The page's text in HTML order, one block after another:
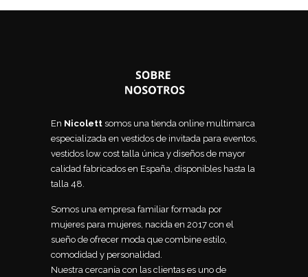
En Nicolett somos una tienda online multimarca
especializada en vestidos de invitada para eventos,
vestidos low cost talla única y diseños de mayor
calidad fabricados en España, disponibles hasta la
talla 48.
Somos una empresa familiar formada por
mujeres para mujeres, nacida en 2017 con el
sueño de ofrecer moda que combine estilo,
comodidad y personalidad.
Nuestra cercanía con las clientas es uno de